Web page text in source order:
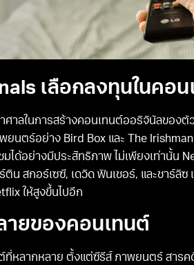
เลือกลงทุนในคอ
ศาลในการสร้างคอนเทนต์ออริจินัลของตั
ยนตร์อย่าง Bird Box และ The
ได้อย่างมีประสิทธิภาพ ไม่เพียงเท่านั้น
ติน สกอร์เซซี, เดวิด ฟินเชอร์, และชาร์
ให้สูงขึ้นไปอีก
ายของคอนเทนต์
ที่หลากหลาย ตั้งแต่ซีรีส์ ภาพยนตร์ สารค